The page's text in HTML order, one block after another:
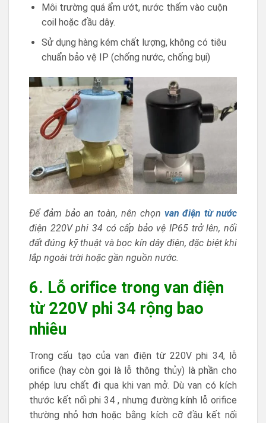
Môi trường quá ẩm ướt, nước thấm vào cuộn
coil hoặc đầu dây.
Sử dụng hàng kém chất lượng, không có tiêu
chuẩn bảo vệ IP (chống nước, chống bụi)
Để đảm bảo an toàn, nên chọn van điện từ nước
điện 220V phi 34 có cấp bảo vệ IP65 trở lên, nối
đất đúng kỹ thuật và bọc kín dây điện, đặc biệt khi
lắp ngoài trời hoặc gần nguồn nước.
6. Lỗ orifice trong van điện
từ 220V phi 34 rộng bao
nhiêu
Trong cấu tạo của van điện từ 220V phi 34, lỗ
orifice (hay còn gọi là lỗ thông thủy) là phần cho
phép lưu chất đi qua khi van mở. Dù van có kích
thước kết nối phi 34 , nhưng đường kính lỗ orifice
thường nhỏ hơn hoặc bằng kích cỡ đầu kết nối